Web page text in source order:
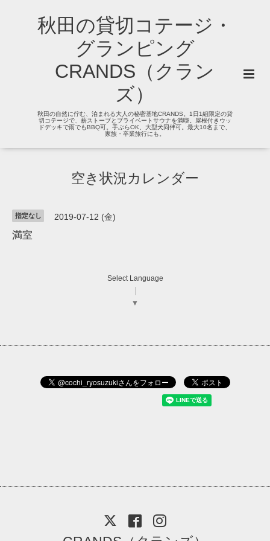
秋田の貸切コテージ・
グランピング
CRANDS（クラン
ズ）
秋田の自然に佇む、泊まれる大人の秘密基地CRANDS。1日1組限定の貸
切コテージで、薪ストーブとプライベートサウナを満喫。屋根付きウッ
ドデッキで雨でもBBQ可。手ぶらOK、大型犬同伴可。最大10名まで、
家族・卒業旅行にも。
空き状況カレンダー
指定なし 2019-07-12 (金)
満室
Select Language
▼